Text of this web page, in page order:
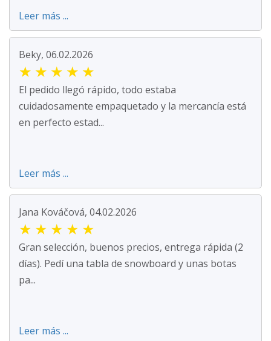
Leer más ...
Beky, 06.02.2026
★ ★ ★ ★ ★
El pedido llegó rápido, todo estaba
cuidadosamente empaquetado y la mercancía está
en perfecto estad...
Leer más ...
Jana Kováčová, 04.02.2026
★ ★ ★ ★ ★
Gran selección, buenos precios, entrega rápida (2
días). Pedí una tabla de snowboard y unas botas
pa...
Leer más ...